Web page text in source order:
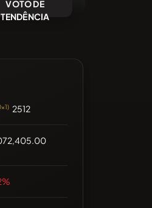
VOTO DE
TENDÊNCIA
2512